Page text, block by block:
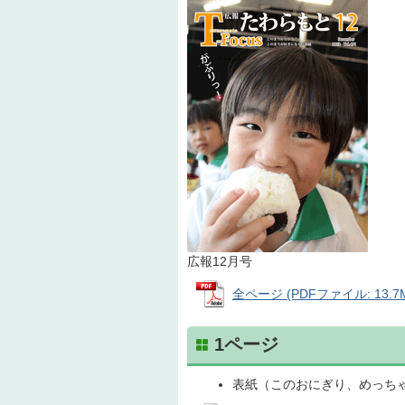
広報12月号
全ページ (PDFファイル:
1ページ
表紙（このおにぎり、めっち